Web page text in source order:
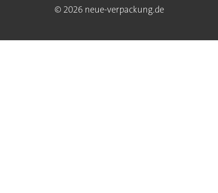
© 2026 neue-verpackung.de